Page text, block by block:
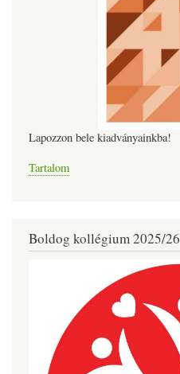
Lapozzon bele kiadványainkba!
Tartalom
Boldog kollégium 2025/26